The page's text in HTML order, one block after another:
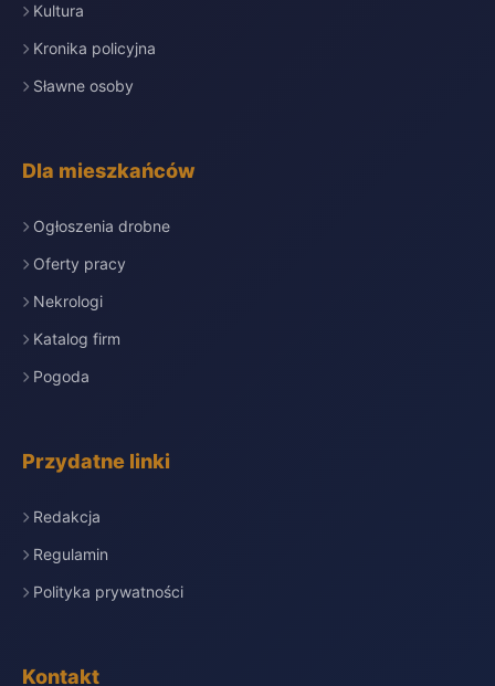
Kultura
Kronika policyjna
Sławne osoby
Dla mieszkańców
Ogłoszenia drobne
Oferty pracy
Nekrologi
Katalog firm
Pogoda
Przydatne linki
Redakcja
Regulamin
Polityka prywatności
Kontakt